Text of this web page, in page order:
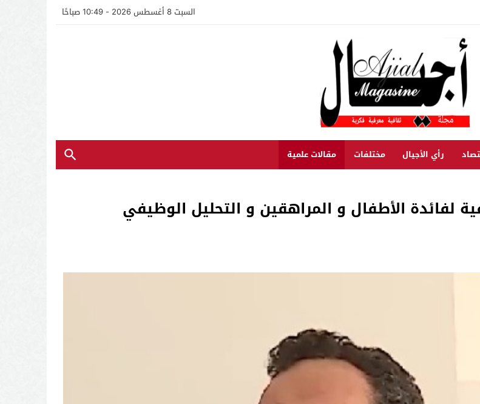
السبت 8 أغسطس 2026 - 10:49 صباحًا
رأي الأجيال مختلفات مقالات علمية
لفائدة الأطفال و المراهقين و التحليل الوظيفي